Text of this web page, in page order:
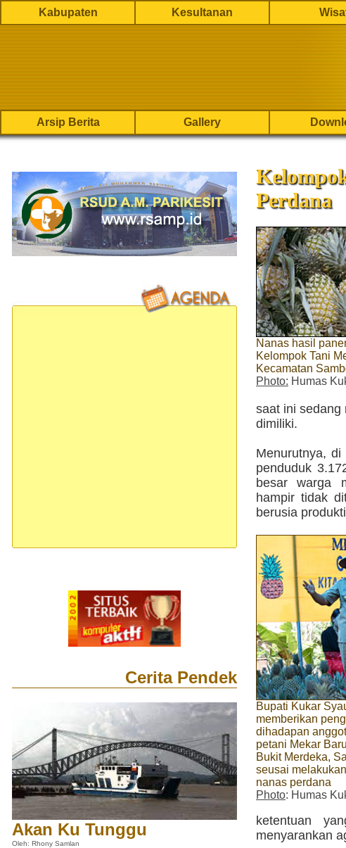
Kabupaten Kesultanan
Arsip Berita Gallery
Cerita Pendek
Akan Ku Tunggu
Oleh: Rhony Samlan
Perdana
Nanas hasil
Kelompok Tani
Kecamatan
Photo: Humas
saat ini sedang
dimiliki.
Menurutnya,
penduduk
besar warga
hampir tidak
berusia
Bupati Kukar
memberikan
dihadapan
petani Mekar
Bukit Merdeka,
seusai
nanas perdana
Photo: Humas
ketentuan
menyarankan